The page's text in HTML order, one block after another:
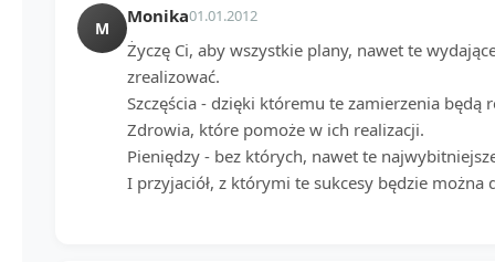
M
Monika01.01.2012
Życzę Ci, aby wszystkie plany, nawet te
zrealizować.
Szczęścia - dzięki któremu te zamierzenia będą
Zdrowia, które pomoże w ich realizacji.
Pieniędzy - bez których, nawet te
I przyjaciół, z którymi te sukcesy będzie można